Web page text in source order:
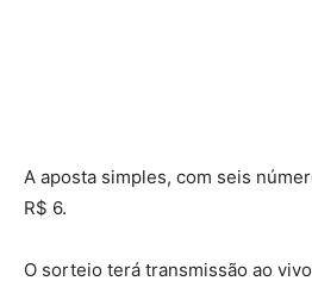
A aposta simples, com seis
R$ 6.
O sorteio terá transmissão ao